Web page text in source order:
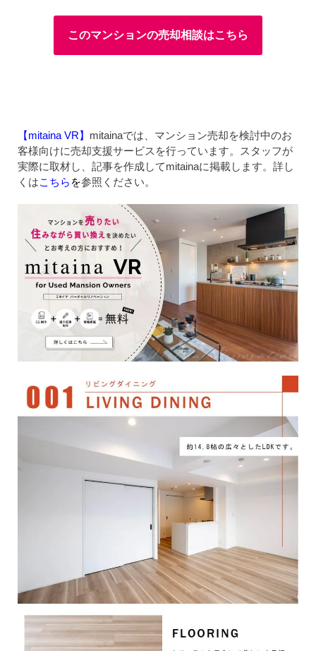
このマンションの売却相談はこちら
【mitaina VR】 mitainaでは、マンション売却を検討中のお
客様向けに売却支援サービスを行っています。スタッフが
実際に取材し、記事を作成してmitainaに掲載します。詳し
くはこちら を参照ください。